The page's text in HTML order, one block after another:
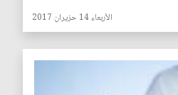
الأربعاء 14 حزيران 2017